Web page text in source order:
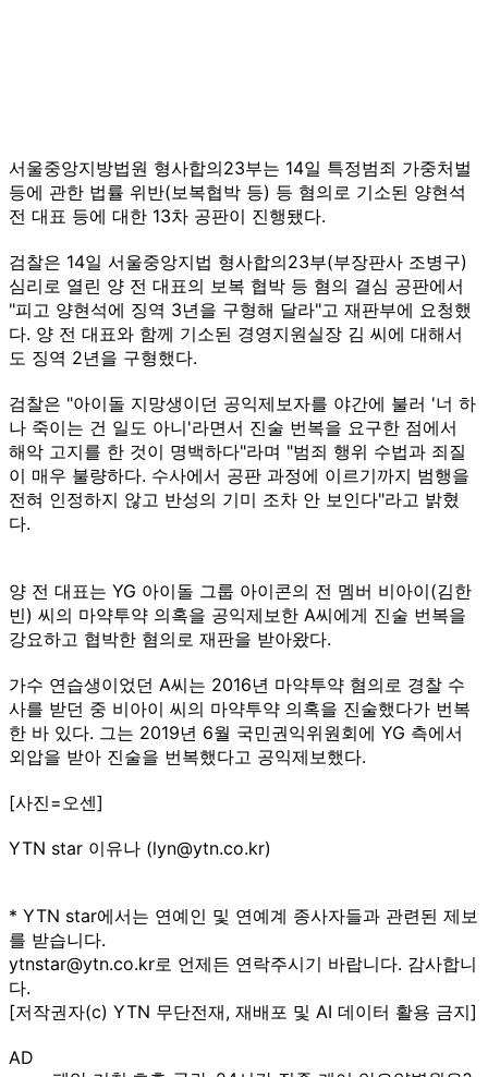
서울중앙지방법원 형사합의23부는 14일 특정범죄 가중처벌
등에 관한 법률 위반(보복협박 등) 등 혐의로 기소된 양현석
전 대표 등에 대한 13차 공판이 진행됐다.
검찰은 14일 서울중앙지법 형사합의23부(부장판사 조병구)
심리로 열린 양 전 대표의 보복 협박 등 혐의 결심 공판에서
"피고 양현석에 징역 3년을 구형해 달라"고 재판부에 요청했
다. 양 전 대표와 함께 기소된 경영지원실장 김 씨에 대해서
도 징역 2년을 구형했다.
검찰은 "아이돌 지망생이던 공익제보자를 야간에 불러 '너 하
나 죽이는 건 일도 아니'라면서 진술 번복을 요구한 점에서
해악 고지를 한 것이 명백하다"라며 "범죄 행위 수법과 죄질
이 매우 불량하다. 수사에서 공판 과정에 이르기까지 범행을
전혀 인정하지 않고 반성의 기미 조차 안 보인다"라고 밝혔
다.
양 전 대표는 YG 아이돌 그룹 아이콘의 전 멤버 비아이(김한
빈) 씨의 마약투약 의혹을 공익제보한 A씨에게 진술 번복을
강요하고 협박한 혐의로 재판을 받아왔다.
가수 연습생이었던 A씨는 2016년 마약투약 혐의로 경찰 수
사를 받던 중 비아이 씨의 마약투약 의혹을 진술했다가 번복
한 바 있다. 그는 2019년 6월 국민권익위원회에 YG 측에서
외압을 받아 진술을 번복했다고 공익제보했다.
[사진=오센]
YTN star 이유나 (lyn@ytn.co.kr)
* YTN star에서는 연예인 및 연예계 종사자들과 관련된 제보
를 받습니다.
ytnstar@ytn.co.kr로 언제든 연락주시기 바랍니다. 감사합니
다.
[저작권자(c) YTN 무단전재, 재배포 및 AI 데이터 활용 금지]
AD